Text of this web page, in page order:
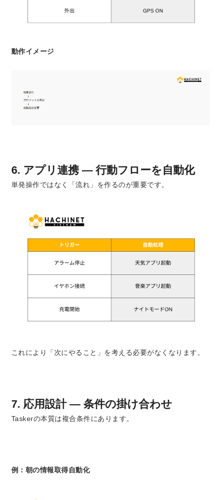
動作イメージ
6. アプリ連携 ― 行動フローを自動化
単発操作ではなく「流れ」を作るのが重要です。
これにより「次にやること」を考える必要がなくなります。
7. 応用設計 ― 条件の掛け合わせ
Taskerの本質は複合条件にあります。
例：朝の情報取得自動化